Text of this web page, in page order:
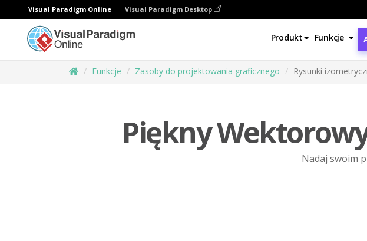
Visual Paradigm Online Visual Paradigm Desktop
Produkt Funkcje
Funkcje Zasoby do projektowania graficznego Rysunki
Piękny
Nadaj swoim